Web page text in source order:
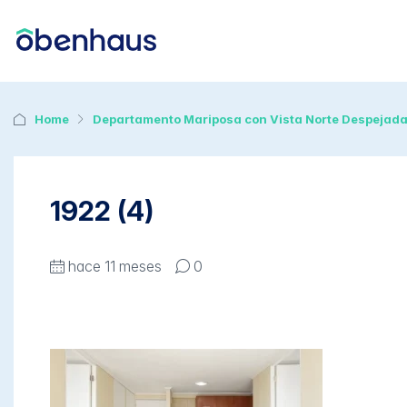
Home Departamento Mariposa con Vista Norte Despejada
1922 (4)
hace 11 meses 0